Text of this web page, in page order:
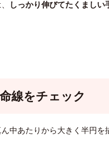
しっかり伸びてたくましい
線をチェック
中あたりから大きく半円を